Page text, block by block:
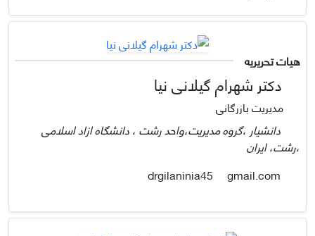
هیات تحریریه
دکتر شهرام گیلانی نیا
مدیریت بازرگانی
دانشیار ،گروه مدیریت،واحد رشت ، دانشگاه ازاد اسلامی
،رشت، ایران
gmail.com